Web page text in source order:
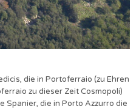
die in Portoferraio (zu Ehren
zu dieser Zeit Cosmopoli)
Spanier, die in Porto Azzurro die